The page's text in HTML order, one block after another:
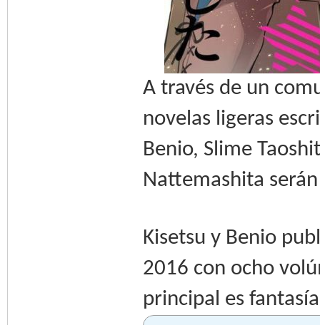
A través de un
novelas ligeras
Benio, Slime
Nattemashita
Kisetsu y Benio
2016 con ocho
principal es